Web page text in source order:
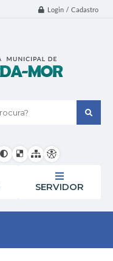
Login / Cadastro
SERVIDOR